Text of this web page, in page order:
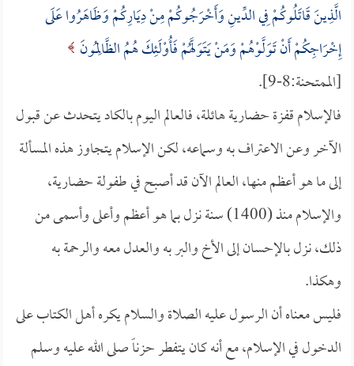
الَّذِينَ قَاتَلُوكُمْ فِي الدِّينِ وَأَخْرَجُوكُمْ مِنْ دِيَارِكُمْ وَظَاهَرُوا عَلَى
إِخْرَاجِكُمْ أَنْ تَوَلَّوْهُمْ وَمَنْ يَتَوَلَّهُمْ فَأُوْلَئِكَ هُمُ الظَّالِمُونَ
[الممتحنة:8-9].
فالإسلام قفزة حضارية هائلة، فالعالم اليوم بالكاد يتحدث عن قبول
الآخر وعن الاعتراف به وسماعه، لكن الإسلام يتجاوز هذه المسألة
إلى ما هو أعظم منها، العالم الآن قد أصبح في طفولة حضارية،
والإسلام منذ (1400) سنة نزل بما هو أعظم وأعلى وأسمى من
ذلك، نزل بالإحسان إلى الأخ والبر به والعدل معه والرحمة به
وهكذا.
فليس معناه أن الرسول عليه الصلاة والسلام يكره أهل الكتاب على
الدخول في الإسلام، مع أنه كان يتفطر حزناً صلى الله عليه وسلم